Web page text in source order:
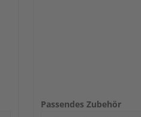
Passendes Zubehör